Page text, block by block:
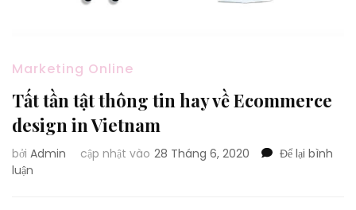
Marketing Online
Tất tần tật thông tin hay về Ecommerce
design in Vietnam
bởi Admin cập nhật vào 28 Tháng 6, 2020
Để lại bình
luận